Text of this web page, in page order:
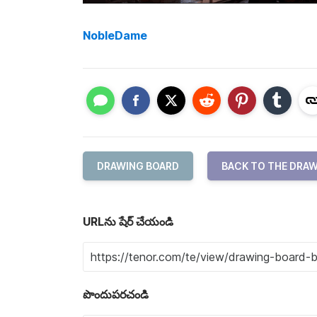
NobleDame
DRAWING BOARD BACK TO THE
URLను షేర్ చేయండి
పొందుపరచండి